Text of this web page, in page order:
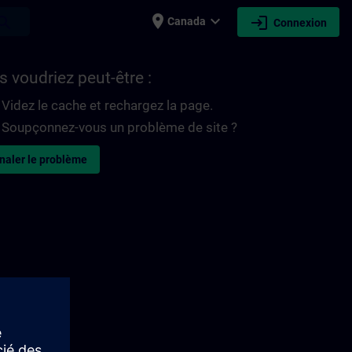
place Canada expand_more login Connexion
voudriez peut-être :
Videz le cache et rechargez la page.
Soupçonnez-vous un problème de site ?
le problème